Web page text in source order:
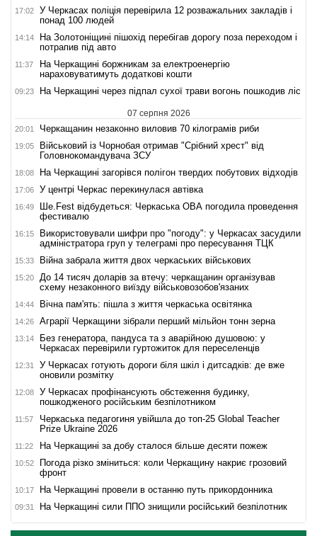
17:02
У Черкасах поліція перевірила 12 розважальних закладів і
понад 100 людей
14:14
На Золотоніщині пішохід перебігав дорогу поза переходом і
потрапив під авто
11:37
На Черкащині боржникам за електроенергію
нараховуватимуть додаткові кошти
09:23 На Черкащині через підпал сухої трави вогонь пошкодив ліс
07 серпня 2026
20:01 Черкащанин незаконно виловив 70 кілограмів риби
19:05
Військовий із Чорнобая отримав "Срібний хрест" від
Головнокомандувача ЗСУ
18:08 На Черкащині загорівся полігон твердих побутових відходів
17:06 У центрі Черкас перекинулася автівка
16:49
Ше.Fest відбудеться: Черкаська ОВА погодила проведення
фестивалю
16:15
Використовували шифри про "погоду": у Черкасах засудили
адміністратора груп у телеграмі про пересування ТЦК
15:33 Війна забрала життя двох черкаських військових
15:20
До 14 тисяч доларів за втечу: черкащанин організував
схему незаконного виїзду військовозобов'язаних
14:44 Вічна пам'ять: пішла з життя черкаська освітянка
14:26 Аграрії Черкащини зібрали перший мільйон тонн зерна
13:14
Без генератора, пандуса та з аварійною душовою: у
Черкасах перевірили гуртожиток для переселенців
12:31
У Черкасах готують дороги біля шкіл і дитсадків: де вже
оновили розмітку
12:08
У Черкасах профінансують обстеження будинку,
пошкодженого російським безпілотником
11:57
Черкаська педагогиня увійшла до топ-25 Global Teacher
Prize Ukraine 2026
11:22 На Черкащині за добу сталося більше десяти пожеж
10:52
Погода різко зміниться: коли Черкащину накриє грозовий
фронт
10:17 На Черкащині провели в останню путь прикордонника
09:31 На Черкащині сили ППО знищили російський безпілотник